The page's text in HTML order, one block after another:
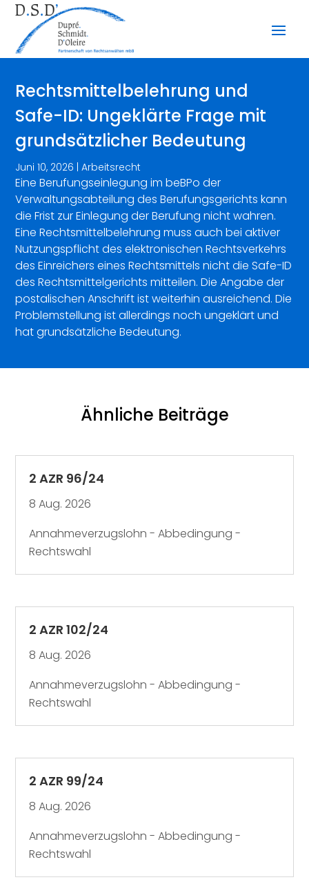
Rechtsmittelbelehrung und
Safe-ID: Ungeklärte Frage mit
grundsätzlicher Bedeutung
Juni 10, 2026 |Arbeitsrecht
Eine Berufungseinlegung im beBPo der
Verwaltungsabteilung des Berufungsgerichts kann
die Frist zur Einlegung der Berufung nicht wahren.
Eine Rechtsmittelbelehrung muss auch bei aktiver
Nutzungspflicht des elektronischen Rechtsverkehrs
des Einreichers eines Rechtsmittels nicht die Safe-ID
des Rechtsmittelgerichts mitteilen. Die Angabe der
postalischen Anschrift ist weiterhin ausreichend. Die
Problemstellung ist allerdings noch ungeklärt und
hat grundsätzliche Bedeutung.
Ähnliche Beiträge
2 AZR 96/24
8 Aug. 2026
Annahmeverzugslohn - Abbedingung -
Rechtswahl
2 AZR 102/24
8 Aug. 2026
Annahmeverzugslohn - Abbedingung -
Rechtswahl
2 AZR 99/24
8 Aug. 2026
Annahmeverzugslohn - Abbedingung -
Rechtswahl